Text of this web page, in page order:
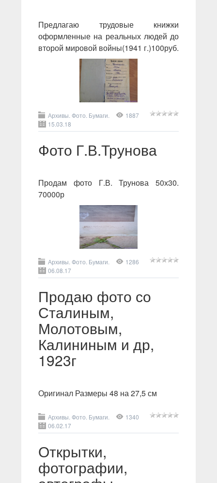
Предлагаю трудовые книжки
оформленные на реальных людей до
второй мировой войны(1941 г.)100руб.
Архивы. Фото. Бумаги.
1887
15.03.18
Фото Г.В.Трунова
Продам фото Г.В. Трунова 50х30.
70000р
Архивы. Фото. Бумаги.
1286
06.08.17
Продаю фото со
Сталиным,
Молотовым,
Калининым и др,
1923г
Оригинал Размеры 48 на 27,5 см
Архивы. Фото. Бумаги.
1340
06.02.17
Открытки,
фотографии,